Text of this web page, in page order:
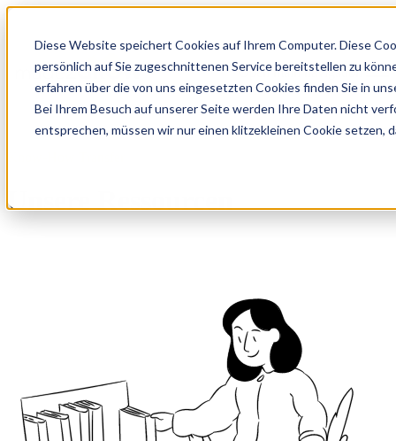
Diese Website speichert Cookies auf Ihrem Computer. Diese
persönlich auf Sie zugeschnittenen Service bereitstellen zu
erfahren über die von uns eingesetzten Cookies finden Sie in
Bei Ihrem Besuch auf unserer Seite werden Ihre Daten nicht
entsprechen, müssen wir nur einen klitzekleinen Cookie setzen,
Open main navigation
Unsere Ressourcen